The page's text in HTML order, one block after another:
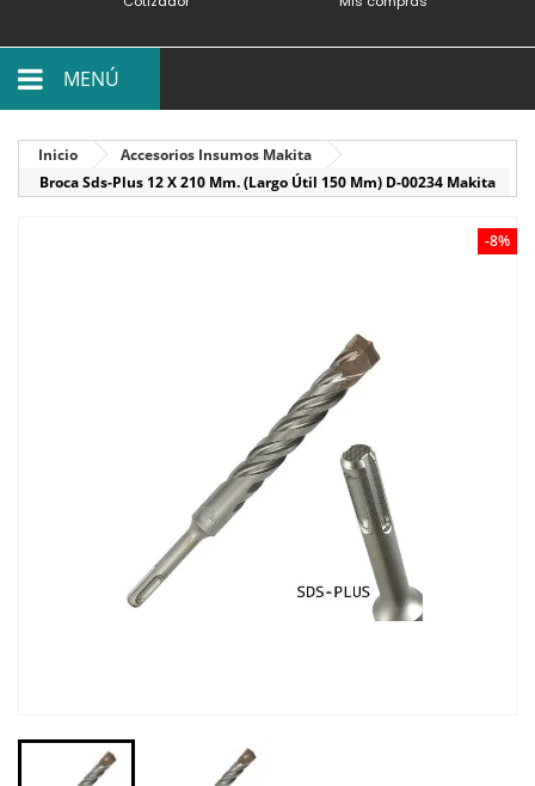
MENÚ
Inicio
Accesorios Insumos Makita
Broca Sds-Plus 12 X 210 Mm. (Largo Útil 150 Mm) D-00234 Makita
-8%